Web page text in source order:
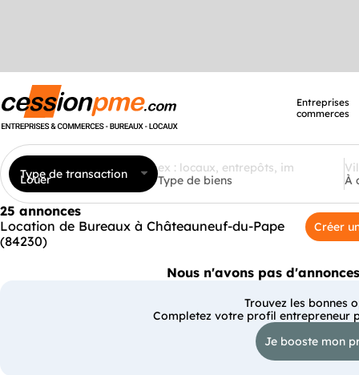
Entreprises
commerces
Type de transaction
Louer Type de biens À
25 annonces
Location de Bureaux à Châteauneuf-du-Pape
(84230)
Créer
Nous n'avons pas
Trouvez les bonnes
Completez votre profil entrepreneur
Je booste mon